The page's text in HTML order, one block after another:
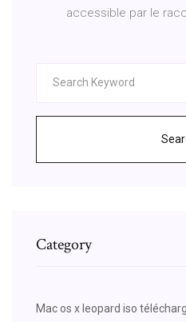
accessible par le
Category
Mac os x leopard iso